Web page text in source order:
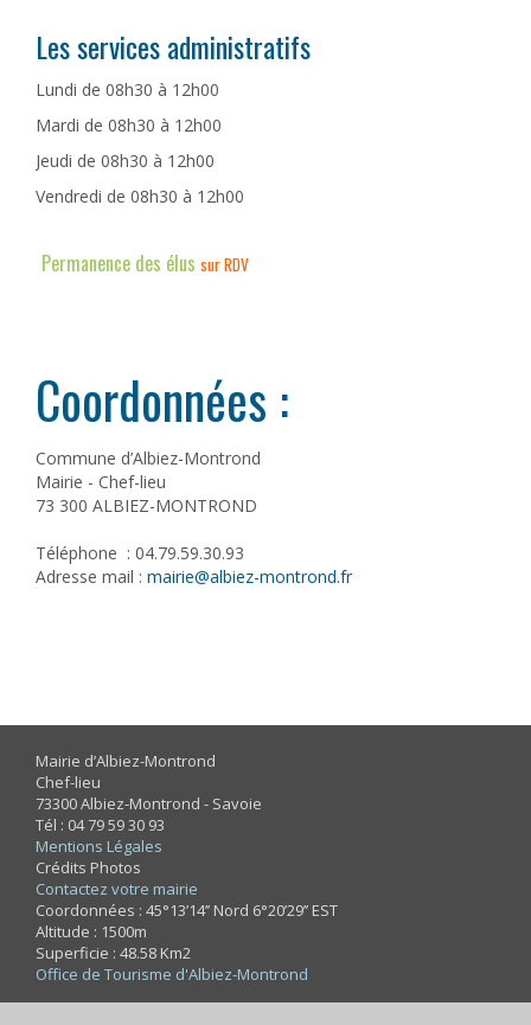
Les services administratifs
Lundi de 08h30 à 12h00
Mardi de 08h30 à 12h00
Jeudi de 08h30 à 12h00
Vendredi de 08h30 à 12h00
Permanence des élus sur RDV
Coordonnées :
Commune d’Albiez-Montrond
Mairie - Chef-lieu
73 300 ALBIEZ-MONTROND
Téléphone : 04.79.59.30.93
Adresse mail : mairie@albiez-montrond.fr
Mairie d’Albiez-Montrond
Chef-lieu
73300 Albiez-Montrond - Savoie
Tél : 04 79 59 30 93
Mentions Légales
Crédits Photos
Contactez votre mairie
Coordonnées : 45°13’14’’ Nord 6°20’29’’ EST
Altitude : 1500m
Superficie : 48.58 Km2
Office de Tourisme d'Albiez-Montrond